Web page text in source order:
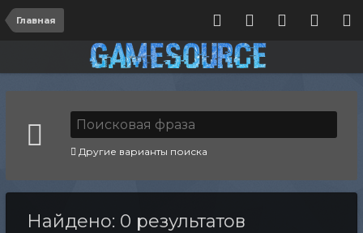
Главная
Другие варианты поиска
Найдено: 0 результатов